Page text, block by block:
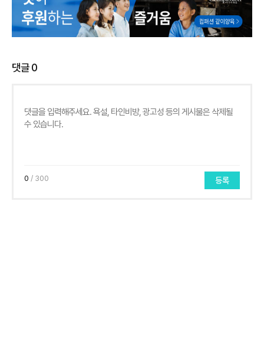
댓글0
0 / 300 등록